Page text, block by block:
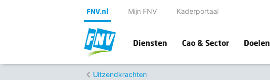
FNV.nl Mijn FNV Kaderportaal
Diensten Cao & Sector Doelen
Uitzendkrachten